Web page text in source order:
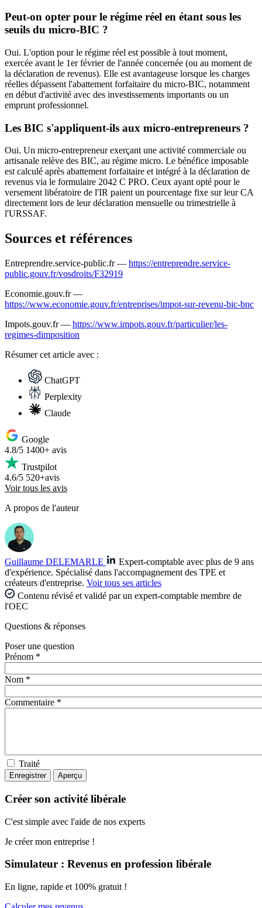
Peut-on opter pour le régime réel en étant sous les
seuils du micro-BIC ?
Oui. L'option pour le régime réel est possible à tout moment,
exercée avant le 1er février de l'année concernée (ou au moment de
la déclaration de revenus). Elle est avantageuse lorsque les charges
réelles dépassent l'abattement forfaitaire du micro-BIC, notamment
en début d'activité avec des investissements importants ou un
emprunt professionnel.
Les BIC s'appliquent-ils aux micro-entrepreneurs ?
Oui. Un micro-entrepreneur exerçant une activité commerciale ou
artisanale relève des BIC, au régime micro. Le bénéfice imposable
est calculé après abattement forfaitaire et intégré à la déclaration de
revenus via le formulaire 2042 C PRO. Ceux ayant opté pour le
versement libératoire de l'IR paient un pourcentage fixe sur leur CA
directement lors de leur déclaration mensuelle ou trimestrielle à
l'URSSAF.
Sources et références
Entreprendre.service-public.fr — https://entreprendre.service-
public.gouv.fr/vosdroits/F32919
Economie.gouv.fr —
https://www.economie.gouv.fr/entreprises/impot-sur-revenu-bic-bnc
Impots.gouv.fr — https://www.impots.gouv.fr/particulier/les-
regimes-dimposition
Résumercet article avec :
ChatGPT
Perplexity
Claude
Google
4.8/5 1400+ avis
Trustpilot
4.6/5 520+avis
Voir tous les avis
A propos de l'auteur
Guillaume DELEMARLE
Expert-comptable avec plus de 9 ans
d'expérience. Spécialisé dans l'accompagnement des TPE et
créateurs d'entreprise. Voir tous ses articles
Contenu révisé et validé par un expert-comptable membre de
l'OEC
Questions & réponses
Poser une question
Prénom *
Nom *
Commentaire *
Traité
Créer son activité libérale
C'est simple avec l'aide de nos experts
Je créer mon entreprise !
Simulateur : Revenus en profession libérale
En ligne, rapide et 100% gratuit !